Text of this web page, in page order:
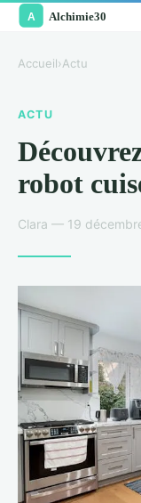
Accueil›Actu
ACTU
robot
Clara — 19